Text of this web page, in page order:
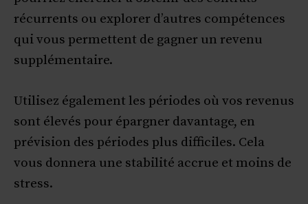
récurrents ou explorer d’autres compétences
qui vous permettent de gagner un revenu
supplémentaire.
Utilisez également les périodes où vos revenus
sont élevés pour épargner davantage, en
prévision des périodes plus difficiles. Cela
vous donnera une stabilité accrue et moins de
stress.